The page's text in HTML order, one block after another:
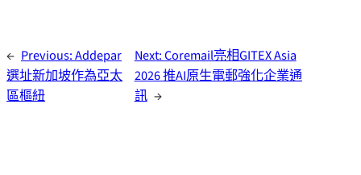
← Previous:Addepar
選址新加坡作為亞太
區樞紐
Next:Coremail亮相GITEX Asia
2026 推AI原生電郵強化企業通
訊 →